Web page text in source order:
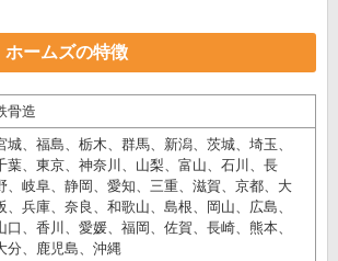
ホームズの特徴
骨造
城、福島、栃木、群馬、新潟、茨城、埼玉、
葉、東京、神奈川、山梨、富山、石川、長
、岐阜、静岡、愛知、三重、滋賀、京都、大
、兵庫、奈良、和歌山、島根、岡山、広島、
口、香川、愛媛、福岡、佐賀、長崎、熊本、
分、鹿児島、沖縄